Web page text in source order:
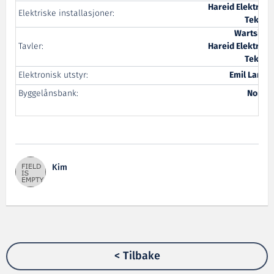
Elektriske installasjoner:
Hareid
Tavler:
Wartsilä
Hareid
Elektronisk utstyr:
Emil
Byggelånsbank:
Kim
< Tilbake